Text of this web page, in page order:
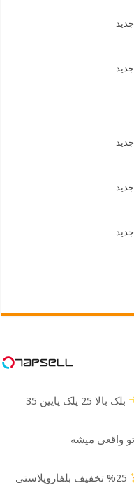
بلک بالا 25 پلک پایین 35
واقعی میشه